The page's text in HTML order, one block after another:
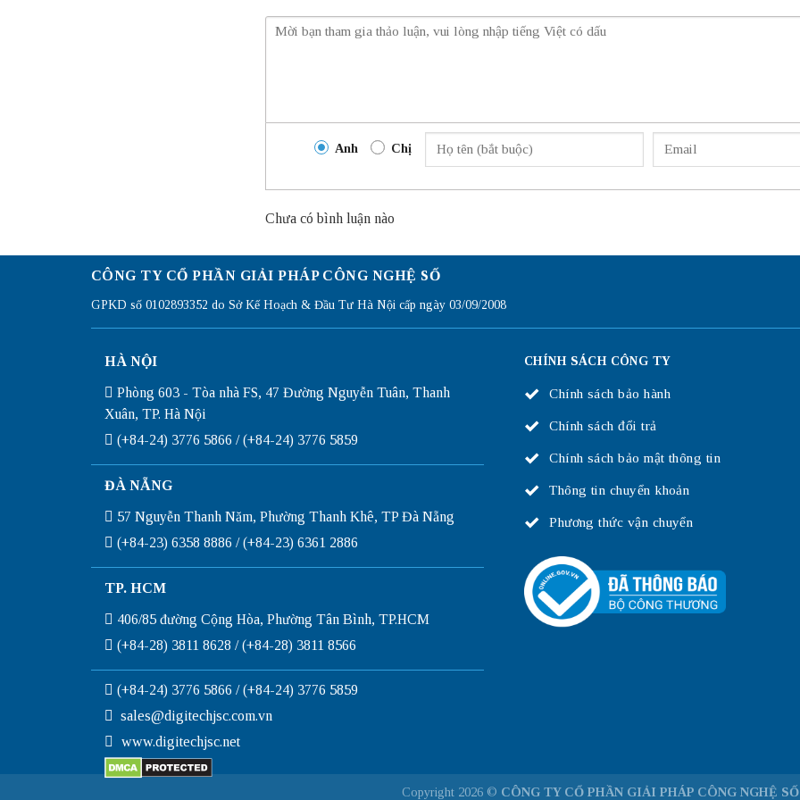
Anh Chị
Chưa có bình luận nào
CÔNG TY CỔ PHẦN GIẢI PHÁP CÔNG NGHỆ SỐ
GPKD số 0102893352 do Sở Kế Hoạch & Đầu Tư Hà Nội cấp ngày 03/09/2008
HÀ NỘI
Phòng 603 - Tòa nhà FS, 47 Đường Nguyễn Tuân, Thanh
Xuân, TP. Hà Nội
(+84-24) 3776 5866 / (+84-24) 3776 5859
ĐÀ NẴNG
57 Nguyễn Thanh Năm, Phường Thanh Khê, TP Đà Nẵng
(+84-23) 6358 8886 / (+84-23) 6361 2886
TP. HCM
406/85 đường Cộng Hòa, Phường Tân Bình, TP.HCM
(+84-28) 3811 8628 / (+84-28) 3811 8566
(+84-24) 3776 5866 / (+84-24) 3776 5859
sales@digitechjsc.com.vn
www.digitechjsc.net
CHÍNH SÁCH CÔNG TY
Chính sách bảo hành
Chính sách đổi trả
Chính sách bảo mật thông tin
Thông tin chuyển khoản
Phương thức vận chuyển
Copyright 2026 © CÔNG TY CỔ PHẦN GIẢI PHÁP CÔNG NGHỆ SỐ